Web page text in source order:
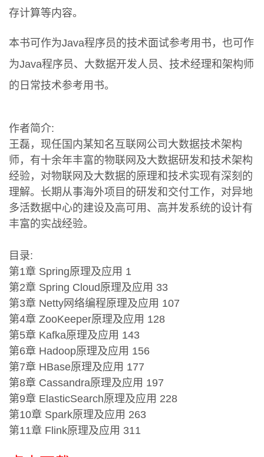
存计算等内容。
本书可作为Java程序员的技术面试参考用书，也可作
为Java程序员、大数据开发人员、技术经理和架构师
的日常技术参考用书。
作者简介:
王磊，现任国内某知名互联网公司大数据技术架构
师，有十余年丰富的物联网及大数据研发和技术架构
经验，对物联网及大数据的原理和技术实现有深刻的
理解。长期从事海外项目的研发和交付工作，对异地
多活数据中心的建设及高可用、高并发系统的设计有
丰富的实战经验。
目录:
第1章 Spring原理及应用 1
第2章 Spring Cloud原理及应用 33
第3章 Netty网络编程原理及应用 107
第4章 ZooKeeper原理及应用 128
第5章 Kafka原理及应用 143
第6章 Hadoop原理及应用 156
第7章 HBase原理及应用 177
第8章 Cassandra原理及应用 197
第9章 ElasticSearch原理及应用 228
第10章 Spark原理及应用 263
第11章 Flink原理及应用 311